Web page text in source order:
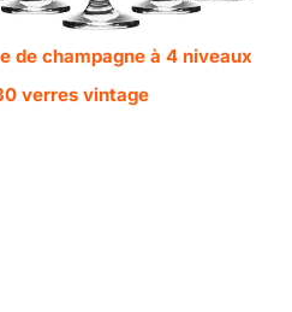
de champagne à 4 niveaux
verres vintage